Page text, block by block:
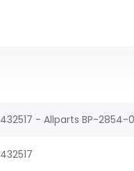
432517 - Allparts BP-2854-
432517